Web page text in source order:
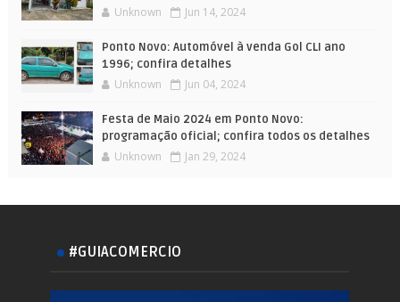
Unknown Jun 14, 2024
Ponto Novo: Automóvel à venda Gol CLI ano
1996; confira detalhes
Unknown Jun 04, 2024
Festa de Maio 2024 em Ponto Novo:
programação oficial; confira todos os detalhes
Unknown Jan 29, 2024
#GUIACOMERCIO